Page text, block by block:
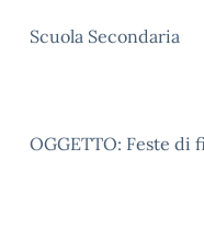
Scuola Secondaria
OGGETTO: Feste di